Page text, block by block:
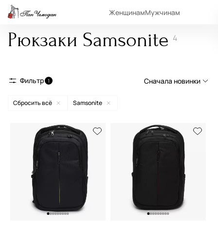
ЖенщинамМужчинам
Рюкзаки Samsonite 4
Фильтр 1 Сначала новинки
Сначала популярные
По возрастанию цены
По убыванию цены
По размеру скидки
По скорости доставки
Сбросить всё Samsonite